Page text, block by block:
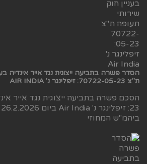
הסדר פשרה בתביעה ייצוגית נגד אייר אינדיה
ת"צ 70722-05-23: זיפלינגר נ' AIR INDIA
ביהמ"ש המחוזי